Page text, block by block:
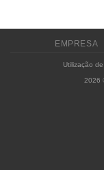
EMPRESA
Utilização